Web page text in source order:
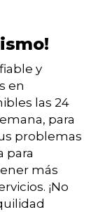
y
en
las 24
para
problemas
para
más
¡No